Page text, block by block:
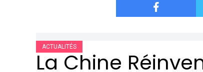
ACTUALITÉS